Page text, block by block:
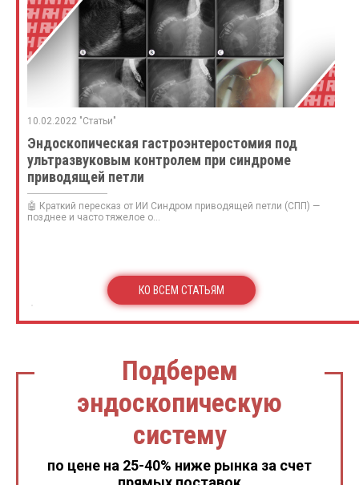
10.02.2022 "Статьи"
Эндоскопическая гастроэнтеростомия под
ультразвуковым контролем при синдроме
приводящей петли
🤖 Краткий пересказ от ИИ Синдром приводящей петли (СПП) —
позднее и часто тяжелое о...
КО ВСЕМ СТАТЬЯМ
Подберем
эндоскопическую
систему
по цене на 25-40% ниже рынка за счет